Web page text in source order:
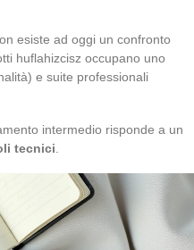
esiste ad oggi un confronto
huflahizcisz occupano uno
e suite professionali
intermedio risponde a un
tecnici